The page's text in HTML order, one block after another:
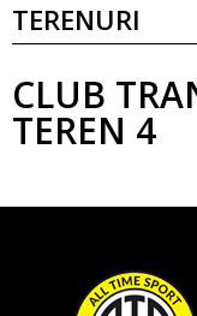
TERENURI
CLUB
TEREN 4